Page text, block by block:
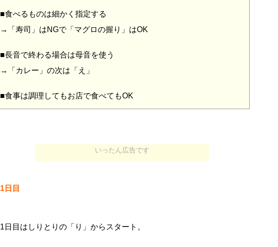
■食べるものは細かく指定する
→「寿司」はNGで「マグロの握り」はOK
■長音で終わる場合は母音を使う
→「カレー」の次は「え」
■食事は調理してもお店で食べてもOK
いったん広告です
1日目
1日目はしりとりの「り」からスタート。